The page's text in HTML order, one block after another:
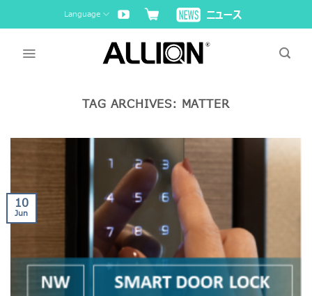
to
Language
TAG ARCHIVES: MATTER
10
Jun